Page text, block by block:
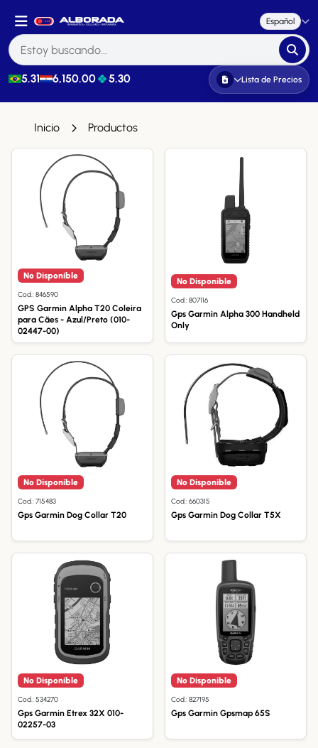
Español
5.31 6,150.00 5.30 Lista de Precios
Inicio Productos
No Disponible
Cod.: 846590
GPS Garmin Alpha T20 Coleira
para Cães - Azul/Preto (010-
02447-00)
No Disponible
Cod.: 807116
Gps Garmin Alpha 300 Handheld
Only
No Disponible
Cod.: 715483
Gps Garmin Dog Collar T20
No Disponible
Cod.: 660315
Gps Garmin Dog Collar T5X
No Disponible
Cod.: 534270
Gps Garmin Etrex 32X 010-
02257-03
No Disponible
Cod.: 827195
Gps Garmin Gpsmap 65S